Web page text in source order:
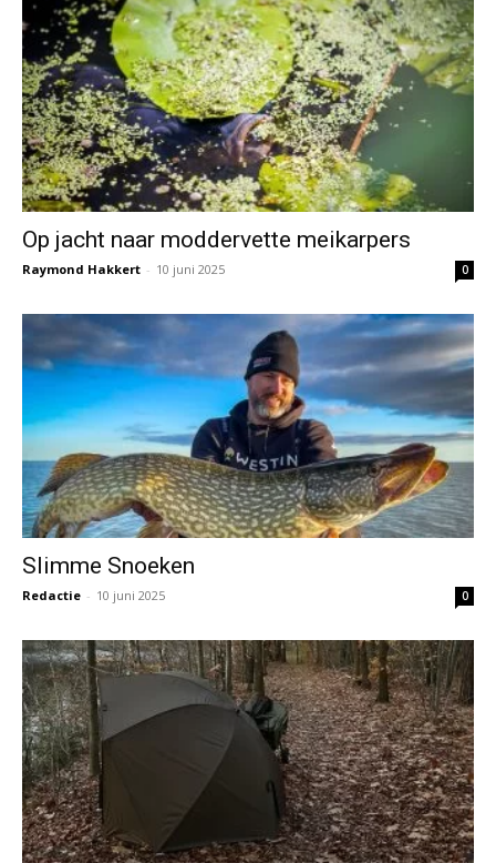
Op jacht naar moddervette meikarpers
Raymond Hakkert - 10 juni 2025 0
Slimme Snoeken
Redactie - 10 juni 2025 0